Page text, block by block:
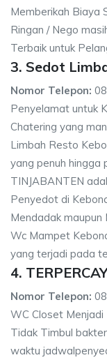
Memberikah Biaya
Ringan / Nego
Terbaik untuk
3. Sedot
Nomor Telepon:
Penyelamat untuk
Chatering yang
Limbah Resto
yang penuh hingga
TINJABANTEN
Penyedot di
Mendadak
Wc Mampet
yang terjadi pada
4.
Nomor Telepon:
WC Closet
Tidak Timbul
waktu